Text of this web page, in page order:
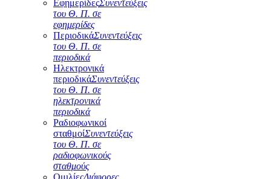
ΕφημερίδεςΣυνεντεύξεις
του Θ. Π. σε
εφημερίδες
ΠεριοδικάΣυνεντεύξεις
του Θ. Π. σε
περιοδικά
Ηλεκτρονικά
περιοδικάΣυνεντεύξεις
του Θ. Π. σε
ηλεκτρονικά
περιοδικά
Ραδιοφωνικοί
σταθμοίΣυνεντεύξεις
του Θ. Π. σε
ραδιοφωνικούς
σταθμούς